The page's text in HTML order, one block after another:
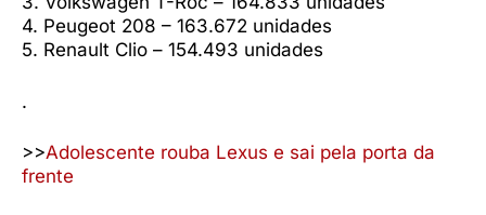
4. Peugeot 208 – 163.672 unidades
5. Renault Clio – 154.493 unidades
.
>>Adolescente rouba Lexus e sai pela porta da
frente